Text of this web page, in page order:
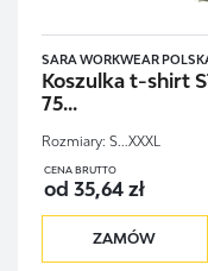
SARA WORKWEAR
Koszulka t-shirt
75...
Rozmiary: S...XXXL
CENA BRUTTO
od 35,64 zł
ZAMÓW